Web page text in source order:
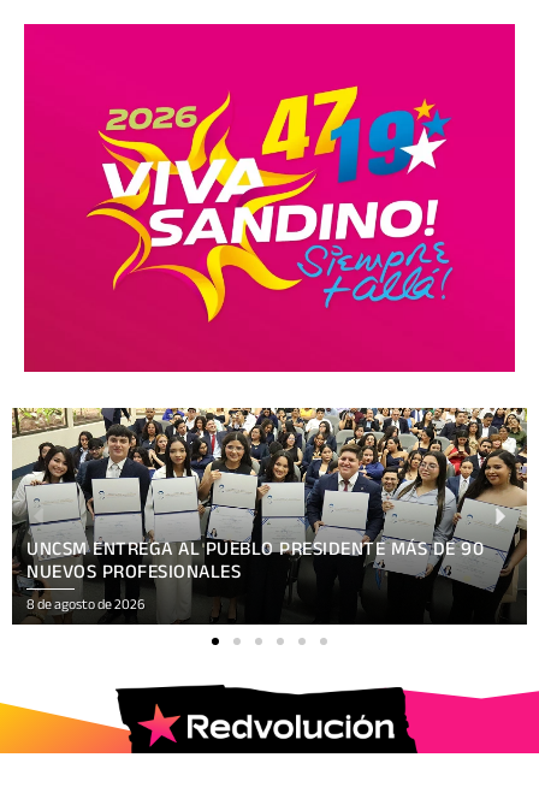
UNCSM ENTREGA AL PUEBLO PRESIDENTE MÁS DE 90
NUEVOS PROFESIONALES
8 de agosto de 2026